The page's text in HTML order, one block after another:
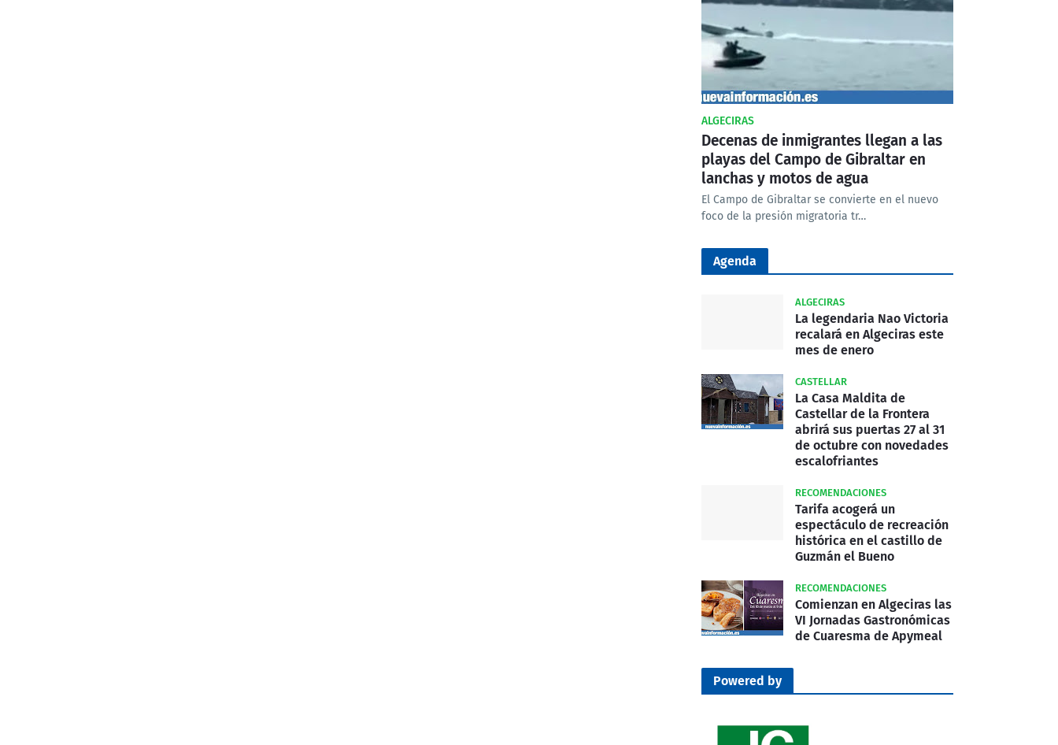
ALGECIRAS
Decenas de inmigrantes llegan a las
playas del Campo de Gibraltar en
lanchas y motos de agua
El Campo de Gibraltar se convierte en el nuevo
foco de la presión migratoria tr…
Agenda
ALGECIRAS
La legendaria Nao Victoria
recalará en Algeciras este
mes de enero
CASTELLAR
La Casa Maldita de
Castellar de la Frontera
abrirá sus puertas 27 al 31
de octubre con novedades
escalofriantes
RECOMENDACIONES
Tarifa acogerá un
espectáculo de recreación
histórica en el castillo de
Guzmán el Bueno
RECOMENDACIONES
Comienzan en Algeciras las
VI Jornadas Gastronómicas
de Cuaresma de Apymeal
Powered by